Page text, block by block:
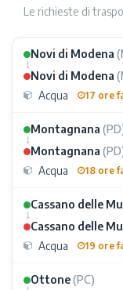
Le richieste di
Novi di Modena
Novi di Modena
Acqua
17 ore
Montagnana
Montagnana
Acqua
18 ore
Cassano delle
Cassano delle
Acqua
19 ore
Ottone(PC)